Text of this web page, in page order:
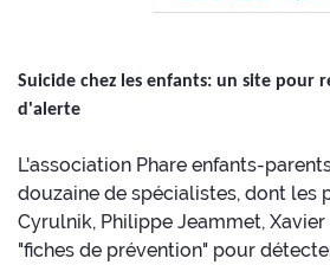
Suicide chez les enfants: un site pour
d'alerte
L'association Phare enfants-
douzaine de spécialistes, dont les
Cyrulnik, Philippe Jeammet,
"fiches de prévention" pour